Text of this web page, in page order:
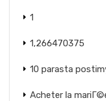
1
1,266470375
10 parasta
Acheter la